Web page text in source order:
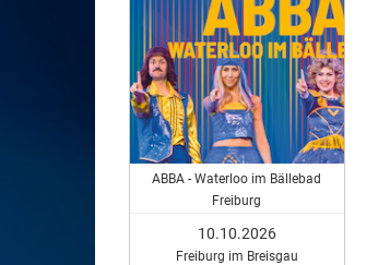
ABBA - Waterloo im Bällebad
Freiburg
10.10.2026
Freiburg im Breisgau